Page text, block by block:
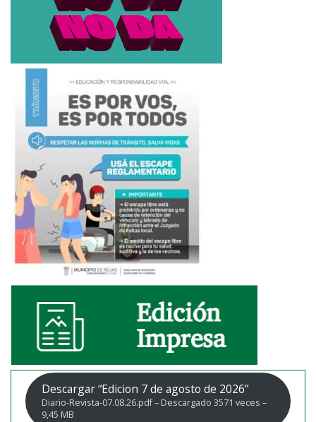
Descargar “Edicion 7 de agosto de 2026”
Diario-Revista-07.08.26.pdf – Descargado 3571 veces –
9,45 MB